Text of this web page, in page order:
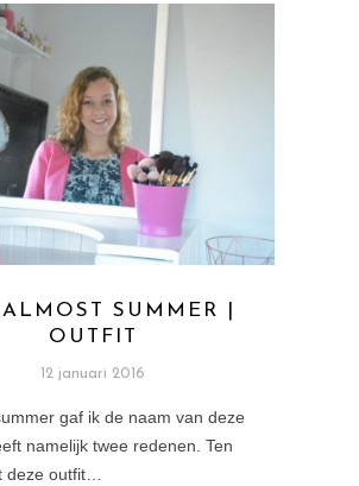
ALMOST SUMMER |
OUTFIT
12 januari 2016
gaf ik de naam van deze
namelijk twee redenen. Ten
deze outfit…